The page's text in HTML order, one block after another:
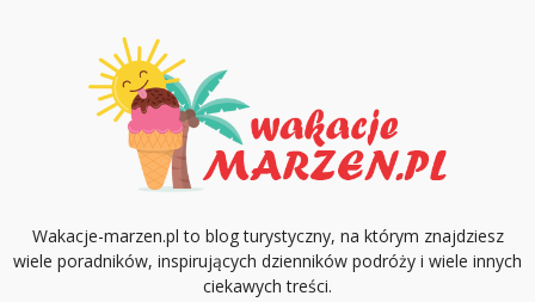
Wakacje-marzen.pl to blog turystyczny, na którym znajdziesz
wiele poradników, inspirujących dzienników podróży i wiele innych
ciekawych treści.